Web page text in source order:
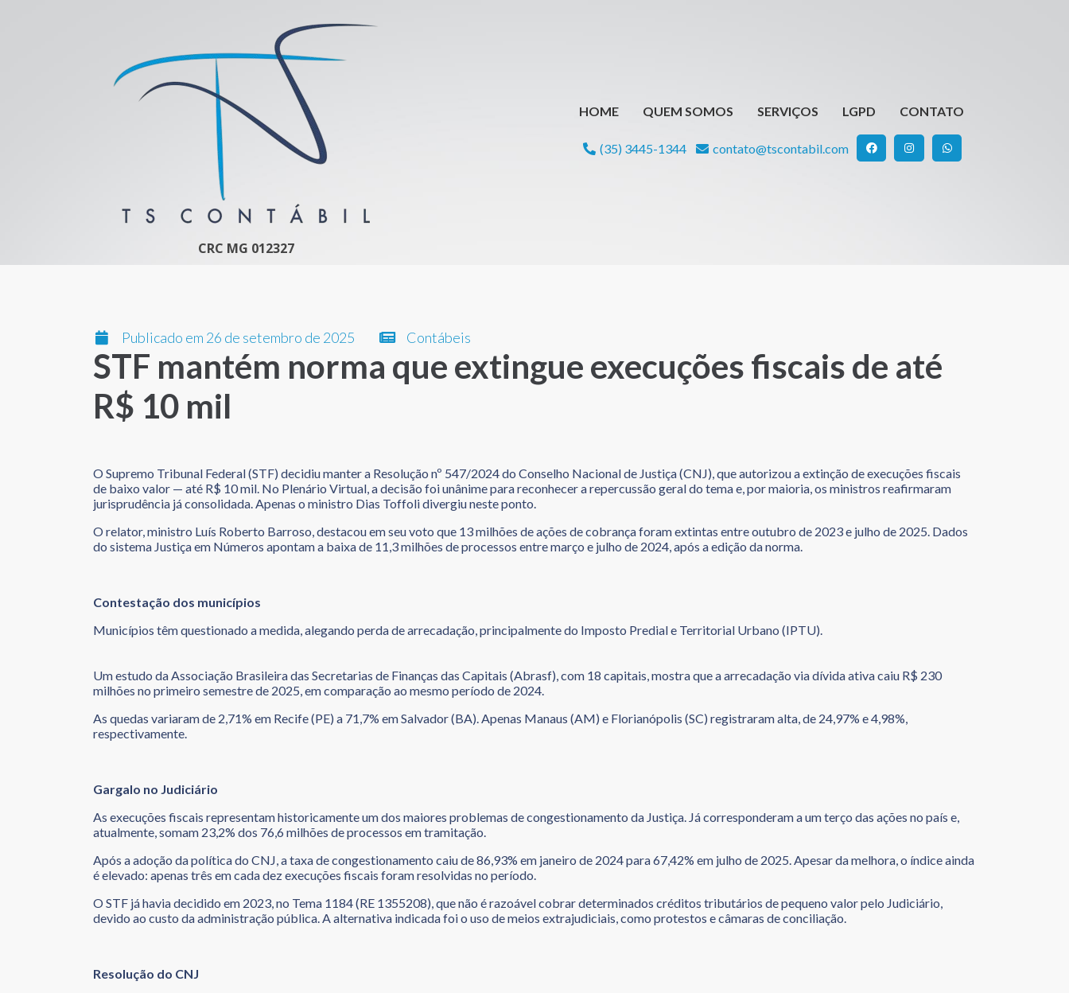
LGPD
CONTATO
CRC MG 012327
HOME QUEM SOMOS SERVIÇOS LGPD CONTATO
(35) 3445-1344 contato@tscontabil.com
Publicado em 26 de setembro de 2025 Contábeis
STF mantém norma que extingue execuções fiscais de até
R$ 10 mil
O Supremo Tribunal Federal (STF) decidiu manter a Resolução nº 547/2024 do Conselho Nacional de Justiça (CNJ), que autorizou a extinção de execuções fiscais
de baixo valor — até R$ 10 mil. No Plenário Virtual, a decisão foi unânime para reconhecer a repercussão geral do tema e, por maioria, os ministros reafirmaram
jurisprudência já consolidada. Apenas o ministro Dias Toffoli divergiu neste ponto.
O relator, ministro Luís Roberto Barroso, destacou em seu voto que 13 milhões de ações de cobrança foram extintas entre outubro de 2023 e julho de 2025. Dados
do sistema Justiça em Números apontam a baixa de 11,3 milhões de processos entre março e julho de 2024, após a edição da norma.
Contestação dos municípios
Municípios têm questionado a medida, alegando perda de arrecadação, principalmente do Imposto Predial e Territorial Urbano (IPTU).
Um estudo da Associação Brasileira das Secretarias de Finanças das Capitais (Abrasf), com 18 capitais, mostra que a arrecadação via dívida ativa caiu R$ 230
milhões no primeiro semestre de 2025, em comparação ao mesmo período de 2024.
As quedas variaram de 2,71% em Recife (PE) a 71,7% em Salvador (BA). Apenas Manaus (AM) e Florianópolis (SC) registraram alta, de 24,97% e 4,98%,
respectivamente.
Gargalo no Judiciário
As execuções fiscais representam historicamente um dos maiores problemas de congestionamento da Justiça. Já corresponderam a um terço das ações no país e,
atualmente, somam 23,2% dos 76,6 milhões de processos em tramitação.
Após a adoção da política do CNJ, a taxa de congestionamento caiu de 86,93% em janeiro de 2024 para 67,42% em julho de 2025. Apesar da melhora, o índice ainda
é elevado: apenas três em cada dez execuções fiscais foram resolvidas no período.
O STF já havia decidido em 2023, no Tema 1184 (RE 1355208), que não é razoável cobrar determinados créditos tributários de pequeno valor pelo Judiciário,
devido ao custo da administração pública. A alternativa indicada foi o uso de meios extrajudiciais, como protestos e câmaras de conciliação.
Resolução do CNJ